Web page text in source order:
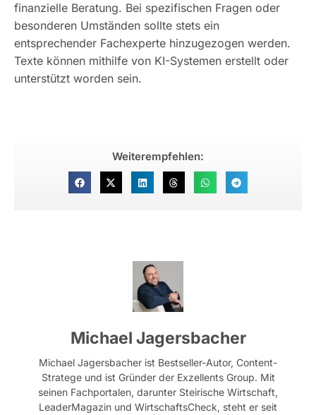
finanzielle Beratung. Bei spezifischen Fragen oder
besonderen Umständen sollte stets ein
entsprechender Fachexperte hinzugezogen werden.
Texte können mithilfe von KI-Systemen erstellt oder
unterstützt worden sein.
Weiterempfehlen:
Michael Jagersbacher
Michael Jagersbacher ist Bestseller-Autor, Content-
Stratege und ist Gründer der Exzellents Group. Mit
seinen Fachportalen, darunter Steirische Wirtschaft,
LeaderMagazin und WirtschaftsCheck, steht er seit